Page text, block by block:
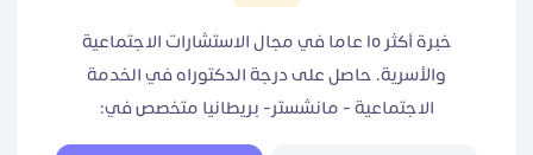
خبرة أكثر ١٥ عاما في مجال الاستشارات الاجتماعية
والأسرية. حاصل على درجة الدكتوراه في الخدمة
الاجتماعية - مانشستر- بريطانيا متخصص في:
الاستشارات الأسرية والزوجية المراهق كبار السن.